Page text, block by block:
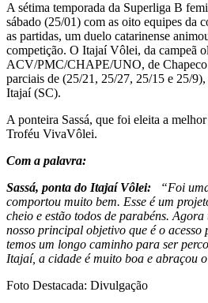
A sétima temporada da Superliga B
sábado (25/01) com as oito equipes da
as partidas, um duelo catarinense
competição. O Itajaí Vôlei, da campeã
ACV/PMC/CHAPE/UNO, de Chapeco
parciais de (25/21, 25/27, 25/15 e 25/
Itajaí (SC).
A ponteira Sassá, que foi eleita a
Troféu VivaVôlei.
Com a palavra:
Sassá, ponta do Itajaí Vôlei:
“Foi
comportou muito bem. Esse é um
cheio e estão todos de parabéns.
nosso principal objetivo que é o
temos um longo caminho para ser
Itajaí, a cidade é muito boa e abraçou
Foto Destacada: Divulgação